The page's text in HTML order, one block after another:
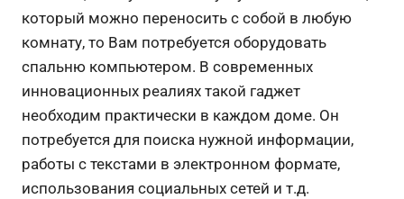
который можно переносить с собой в любую
комнату, то Вам потребуется оборудовать
спальню компьютером. В современных
инновационных реалиях такой гаджет
необходим практически в каждом доме. Он
потребуется для поиска нужной информации,
работы с текстами в электронном формате,
использования социальных сетей и т.д.